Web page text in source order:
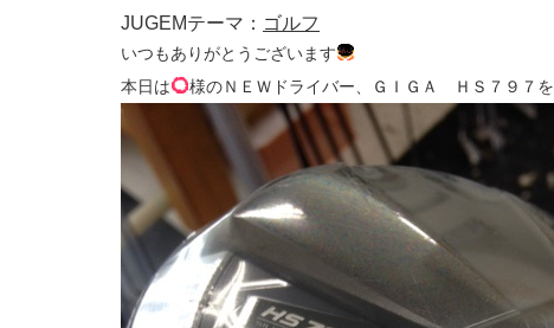
JUGEMテーマ： ゴルフ
いつもありがとうございます
本日は
様のＮＥＷドライバー、ＧＩＧＡ ＨＳ７９７を